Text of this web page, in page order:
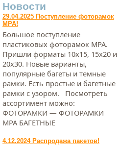
Новости
29.04.2025 Поступление фоторамок
МРА!
Большое поступление
пластиковых фоторамок МРА.
Пришли форматы 10х15, 15х20 и
20х30. Новые варианты,
популярные багеты и темные
рамки. Есть простые и багетные
рамки с узором. Посмотреть
ассортимент можно:
ФОТОРАМКИ — ФОТОРАМКИ
МРА БАГЕТНЫЕ
4.12.2024 Распродажа пакетов!